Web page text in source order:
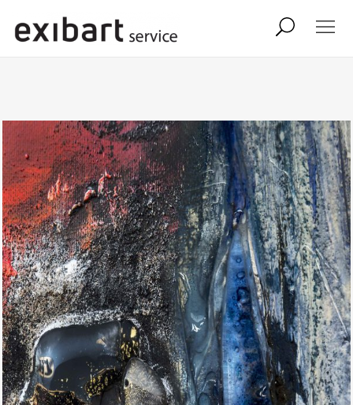
shop
abbonamento
onpaper digital
exibart team exibart.com
contatti
termini e condizioni
privacy
il mio account